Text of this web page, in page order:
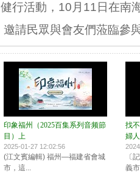
行活動，10月11日在南
請民眾與會友們蒞臨參
印象福州（2025百集系列音频節
目）上
2025-01-27 12:02:56
(江文賓編輯) 福州—福建省會城
市，這...
找
婦
〔
義